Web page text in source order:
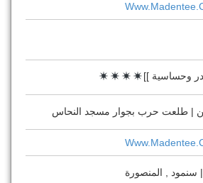
وحساسية ]]
| طلعت حرب بجوار مسجد النحاس
, المنصورة